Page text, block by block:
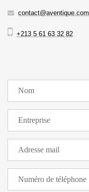
contact@aventique.com
+213 5 61 63 32 82